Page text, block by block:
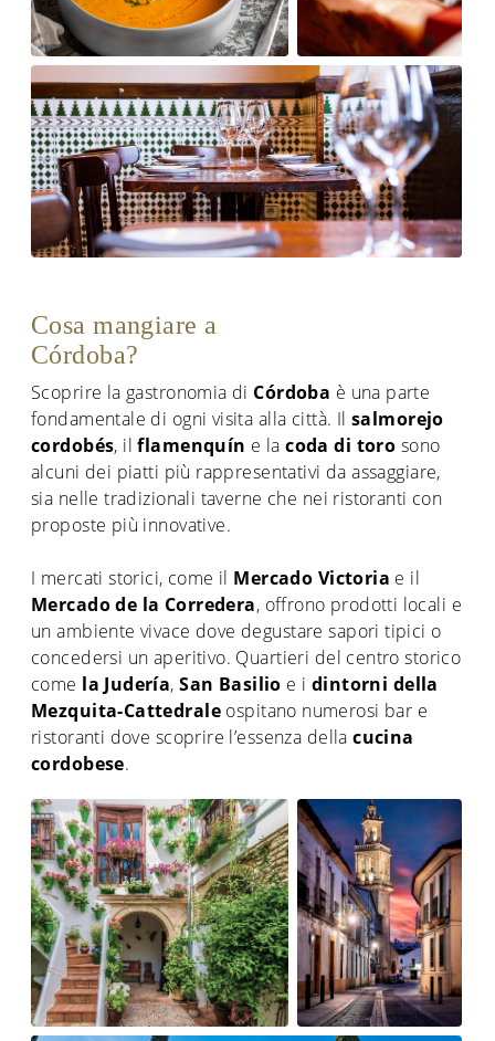
Cosa mangiare a
Córdoba?
Scoprire la gastronomia di Córdoba è una parte
fondamentale di ogni visita alla città. Ilsalmorejo
cordobés, ilflamenquín e lacoda di toro sono
alcuni dei piatti più rappresentativi da assaggiare,
sia nelle tradizionali taverne che nei ristoranti con
proposte più innovative.
I mercati storici, come il Mercado Victoria e il
Mercado de la Corredera, offrono prodotti locali e
un ambiente vivace dove degustare sapori tipici o
concedersi un aperitivo. Quartieri del centro storico
come la Judería,San Basilio e i dintorni della
Mezquita-Cattedraleospitano numerosi bar e
ristoranti dove scoprire l’essenza dellacucina
cordobese.